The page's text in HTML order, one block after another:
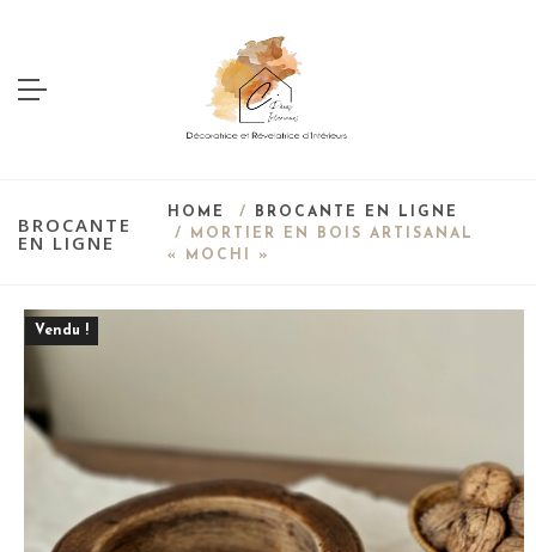
BROCANTE
EN LIGNE
HOME /
BROCANTE EN LIGNE
/ MORTIER EN BOIS ARTISANAL
« MOCHI »
Save
Vendu !